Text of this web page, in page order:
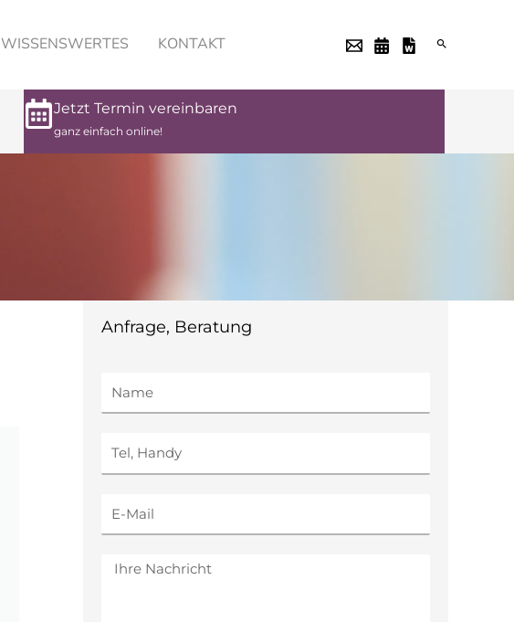
WISSENSWERTES KONTAKT
Jetzt Termin vereinbaren
ganz einfach online!
Anfrage, Beratung
Name
Tel,
Handy
Mail
Nachricht